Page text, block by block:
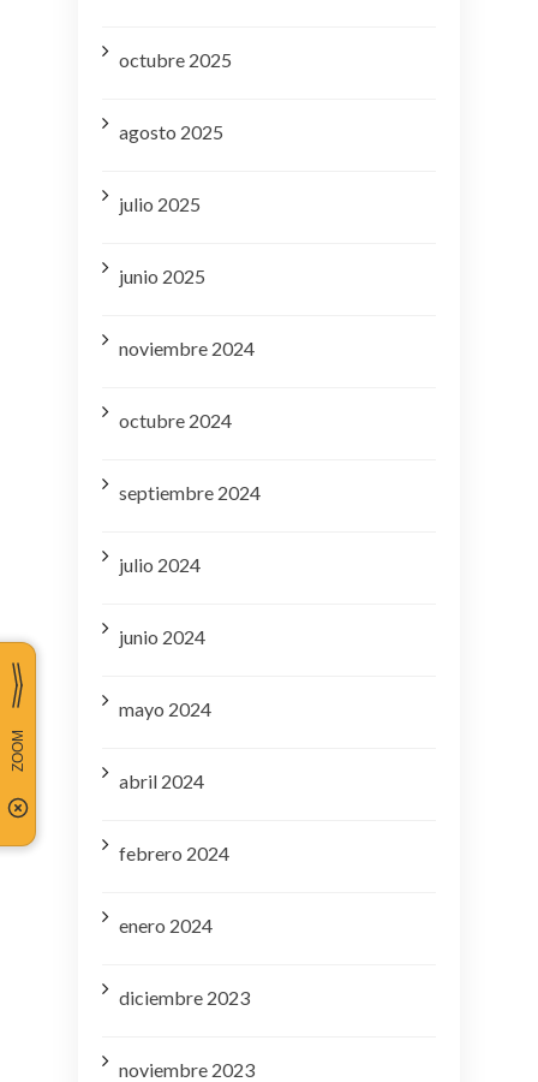
octubre 2025
agosto 2025
julio 2025
junio 2025
noviembre 2024
octubre 2024
septiembre 2024
julio 2024
junio 2024
mayo 2024
abril 2024
febrero 2024
enero 2024
diciembre 2023
noviembre 2023